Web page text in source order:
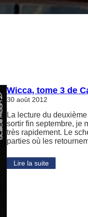
Wicca, tome 3 de
30 août 2012
La lecture du
sortir fin septembre, je
très rapidement. Le
parties où les
Lire la suite